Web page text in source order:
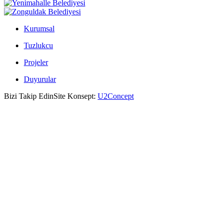
Kurumsal
Tuzlukcu
Projeler
Duyurular
Bizi Takip EdinSite Konsept: U2Concept